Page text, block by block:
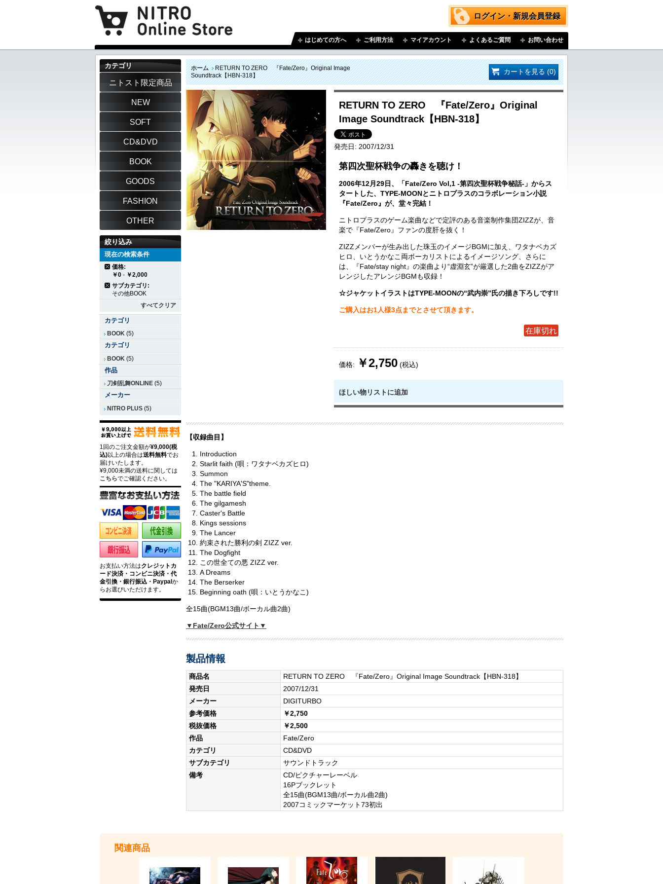
ログイン・新規会員登録
はじめての方へ ご利用方法 マイアカウント よくあるご質問 お問い合わせ
ホーム
RETURN TO ZERO 『Fate/Zero』Original Image
Soundtrack【HBN-318】
カートを見る (0)
RETURN TO ZERO 『Fate/Zero』Original
Image Soundtrack【HBN-318】
発売日: 2007/12/31
第四次聖杯戦争の轟きを聴け！
2006年12月29日、「Fate/Zero Vol,1 -第四次聖杯戦争秘話-」からス
タートした、TYPE-MOONとニトロプラスのコラボレーション小説
『Fate/Zero』が、堂々完結！
ニトロプラスのゲーム楽曲などで定評のある音楽制作集団ZIZZが、音
楽で『Fate/Zero』ファンの度肝を抜く！
ZIZZメンバーが生み出した珠玉のイメージBGMに加え、ワタナベカズ
ヒロ、いとうかなこ両ボーカリストによるイメージソング、さらに
は、『Fate/stay night』の楽曲より“虚淵玄”が厳選した2曲をZIZZがア
レンジしたアレンジBGMも収録！
☆ジャケットイラストはTYPE-MOONの“武内崇”氏の描き下ろしです!!
ご購入はお1人様3点までとさせて頂きます。
在庫切れ
価格: ￥2,750 (税込)
ほしい物リストに追加
【収録曲目】
Introduction
Starlit faith (唄：ワタナベカズヒロ)
Summon
The "KARIYA'S"theme.
The battle field
The gilgamesh
Caster's Battle
Kings sessions
The Lancer
約束された勝利の剣 ZIZZ ver.
The Dogfight
この世全ての悪 ZIZZ ver.
A Dreams
The Berserker
Beginning oath (唄：いとうかなこ)
全15曲(BGM13曲/ボーカル曲2曲)
▼Fate/Zero公式サイト▼
製品情報
商品名
RETURN TO ZERO 『Fate/Zero』Original Image Soundtrack【HBN-318】
発売日
2007/12/31
メーカー
DIGITURBO
参考価格
￥2,750
税抜価格
￥2,500
作品
Fate/Zero
カテゴリ
CD&DVD
サブカテゴリ
サウンドトラック
備考
CD/ピクチャーレーベル
16Pブックレット
全15曲(BGM13曲/ボーカル曲2曲)
2007コミックマーケット73初出
カテゴリ
ニトスト限定商品
NEW
SOFT
CD&DVD
BOOK
GOODS
FASHION
OTHER
絞り込み
現在の検索条件
価格:
￥0 - ￥2,000
サブカテゴリ:
その他BOOK
すべてクリア
カテゴリ
BOOK (5)
カテゴリ
BOOK (5)
作品
刀剣乱舞ONLINE (5)
メーカー
NITRO PLUS (5)
1回のご注文金額が¥9,000(税
込)以上の場合は送料無料でお
届けいたします。
¥9,000未満の送料に関しては
こちらでご確認ください。
お支払い方法はクレジットカ
ード決済・コンビニ決済・代
金引換・銀行振込・Paypalか
らお選びいただけます。
関連商品